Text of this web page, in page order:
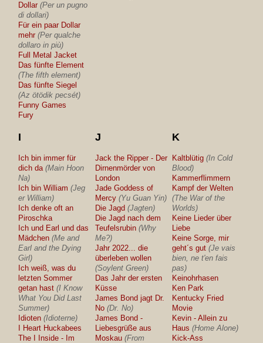
Dollar (Per un pugno
di dollari)
Für ein paar Dollar
mehr (Per qualche
dollaro in più)
Full Metal Jacket
Das fünfte Element
(The fifth element)
Das fünfte Siegel
(Az ötödik pecsét)
Funny Games
Fury
I
Ich bin immer für
dich da (Main Hoon
Na)
Ich bin William (Jeg
er William)
Ich denke oft an
Piroschka
Ich und Earl und das
Mädchen (Me and
Earl and the Dying
Girl)
Ich weiß, was du
letzten Sommer
getan hast (I Know
What You Did Last
Summer)
Idioten (Idioterne)
I Heart Huckabees
The I Inside - Im
J
Jack the Ripper - Der
Dirnenmörder von
London
Jade Goddess of
Mercy (Yu Guan Yin)
Die Jagd (Jagten)
Die Jagd nach dem
Teufelsrubin (Why
Me?)
Jahr 2022... die
überleben wollen
(Soylent Green)
Das Jahr der ersten
Küsse
James Bond jagt Dr.
No (Dr. No)
James Bond -
Liebesgrüße aus
Moskau (From
K
Kaltblütig (In Cold
Blood)
Kammerflimmern
Kampf der Welten
(The War of the
Worlds)
Keine Lieder über
Liebe
Keine Sorge, mir
geht´s gut (Je vais
bien, ne t'en fais
pas)
Keinohrhasen
Ken Park
Kentucky Fried
Movie
Kevin - Allein zu
Haus (Home Alone)
Kick-Ass